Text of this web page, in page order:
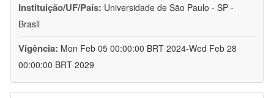
Instituição/UF/País: Universidade de São Paulo - SP -
Brasil
Vigência: Mon Feb 05 00:00:00 BRT 2024-Wed Feb 28
00:00:00 BRT 2029